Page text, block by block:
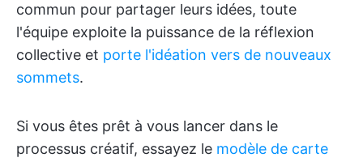
commun pour partager leurs idées, toute
l'équipe exploite la puissance de la réflexion
collective et porte l'idéation vers de nouveaux
sommets.
Si vous êtes prêt à vous lancer dans le
processus créatif, essayez le modèle de carte